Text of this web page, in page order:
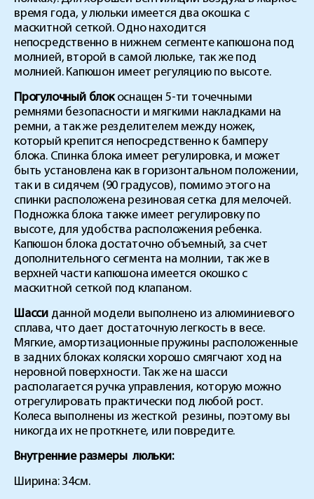
время года, у люльки имеется два окошка с
маскитной сеткой. Одно находится
непосредственно в нижнем сегменте капюшона под
молнией, второй в самой люльке, так же под
молнией. Капюшон имеет регуляцию по высоте.
Прогулочный блокоснащен 5-ти точечными
ремнями безопасности и мягкими накладками на
ремни, а так же резделителем между ножек,
который крепится непосредственно к бамперу
блока. Спинка блока имеет регулировка, и может
быть установлена как в горизонтальном положении,
так и в сидячем (90 градусов), помимо этого на
спинки расположена резиновая сетка для мелочей.
Подножка блока также имеет регулировку по
высоте, для удобства расположения ребенка.
Капюшон блока достаточно объемный, за счет
дополнительного сегмента на молнии, так же в
верхней части капюшона имеется окошко с
маскитной сеткой под клапаном.
Шасси данной модели выполнено из алюминиевого
сплава, что дает достаточную легкость в весе.
Мягкие, амортизационные пружины расположенные
в задних блоках коляски хорошо смягчают ход на
неровной поверхности. Так же на шасси
располагается ручка управления, которую можно
отрегулировать практически под любой рост.
Колеса выполнены из жесткой резины, поэтому вы
никогда их не проткнете, или повредите.
Внутренние размеры люльки:
Ширина: 34см.